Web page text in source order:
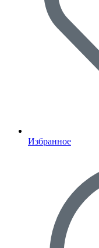
Избранное